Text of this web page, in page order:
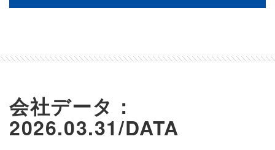
会社データ：
2026.03.31/DATA